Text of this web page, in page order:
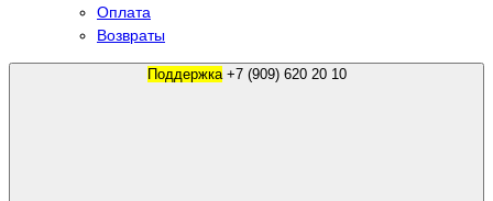
Оплата
Возвраты
Поддержка +7 (909) 620 20 10